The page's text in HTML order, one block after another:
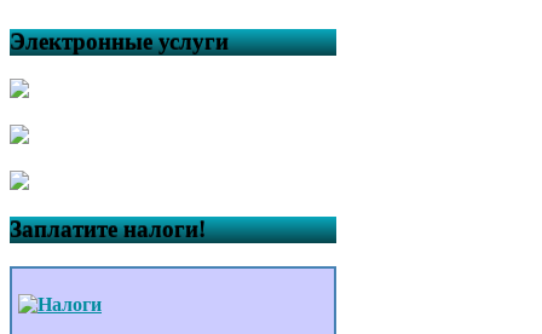
Электронные услуги
Заплатите налоги!